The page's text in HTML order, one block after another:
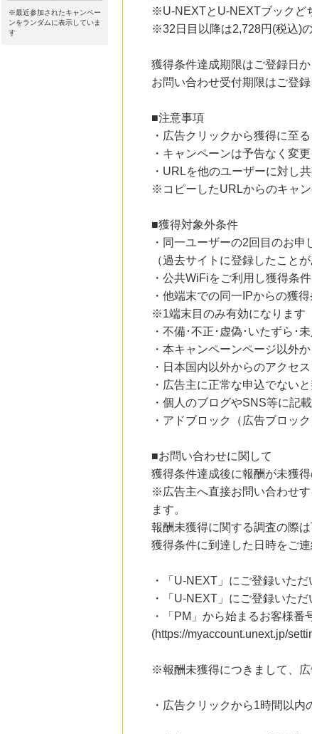
9時間前
※最近参加されたキャンペー
ンをランダムに表示していま
す
※U-NEXTとU-NEXTブックど
※32日目以降は2,728円(税込)
獲得条件達成期限はご登録日
お問い合わせ受付期限はご登
■注意事項
・広告クリックから獲得に至
・キャンペーンは予告なく変
・URLを他のユーザーに対し
※コピーしたURLからのキャ
■獲得対象外条件
・同一ユーザーの2回目のお申
（過去サイトに登録したこと
・公共WiFiをご利用し獲得条
・他端末での同一IPからの獲
※1端末目のみ有効になります
・不備･不正･虚偽･いたずら･
・本キャンペーンページ以外
・日本国内以外からのアクセ
・広告主に正常な申込でない
・個人のブログやSNS等に記
・アドブロック（広告ブロッ
■お問い合わせに関して
獲得条件達成後に報酬が未獲
※広告主へ直接お問い合わせ
ます。
報酬未獲得に関する調査の際
獲得条件に到達した日時をご連
・「U-NEXT」にご登録いた
・「U-NEXT」にご登録いた
・「PM」から始まるお客様番
(https://myaccount.unext.jp/
※報酬未獲得につきまして、
・広告クリックから1時間以